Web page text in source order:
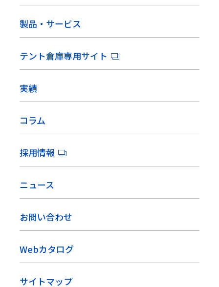
製品・サービス
テント倉庫専用サイト
実績
コラム
採用情報
ニュース
お問い合わせ
Webカタログ
サイトマップ